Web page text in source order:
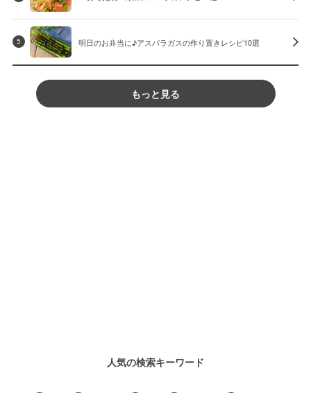
5 明日のお弁当に♪アスパラガスの作り置きレシピ10選
もっと見る
人気の検索キーワード